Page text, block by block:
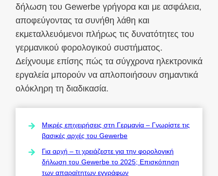
δήλωση του Gewerbe γρήγορα και με ασφάλεια,
αποφεύγοντας τα συνήθη λάθη και
εκμεταλλευόμενοι πλήρως τις δυνατότητες του
γερμανικού φορολογικού συστήματος.
Δείχνουμε επίσης πώς τα σύγχρονα ηλεκτρονικά
εργαλεία μπορούν να απλοποιήσουν σημαντικά
ολόκληρη τη διαδικασία.
Μικρές επιχειρήσεις στη Γερμανία – Γνωρίστε τις
βασικές αρχές του Gewerbe
Για αρχή – τι χρειάζεστε για την φορολογική
δήλωση του Gewerbe το 2025; Επισκόπηση
των απαραίτητων εγγράφων